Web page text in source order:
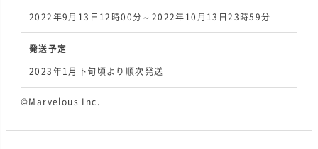
2022年9月13日12時00分～2022年10月13日23時59分
発送予定
2023年1月下旬頃より順次発送
©Marvelous Inc.